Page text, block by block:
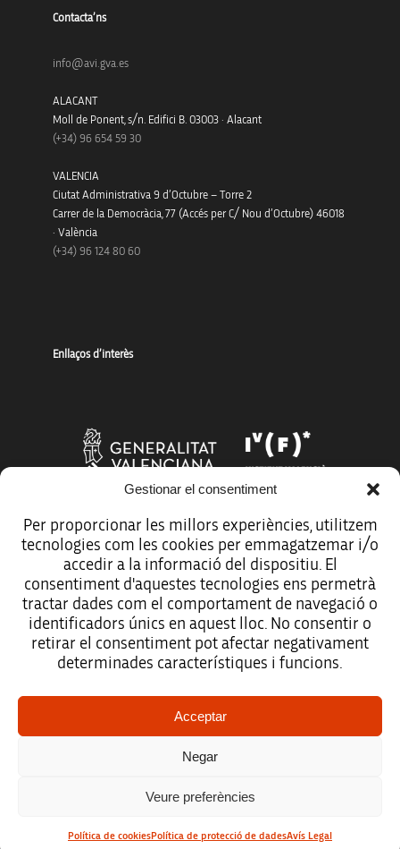
Gestionar el consentiment
Per proporcionar les millors experiències, utilitzem
tecnologies com les cookies per emmagatzemar i/o
accedir a la informació del dispositiu. El
consentiment d'aquestes tecnologies ens permetrà
tractar dades com el comportament de navegació o
identificadors únics en aquest lloc. No consentir o
retirar el consentiment pot afectar negativament
determinades característiques i funcions.
Acceptar
Negar
Veure preferències
Política de cookiesPolítica de protecció de dadesAvís Legal
Contacta’ns
info@avi.gva.es
ALACANT
Moll de Ponent, s/n. Edifici B. 03003 · Alacant
(+34) 96 654 59 30
VALENCIA
Ciutat Administrativa 9 d’Octubre – Torre 2
Carrer de la Democràcia, 77 (Accés per C/ Nou d’Octubre) 46018
· València
(+34) 96 124 80 60
Enllaços d’interès
Més organismes de suport a la innovació
Avís legal
Política de protecció de dades